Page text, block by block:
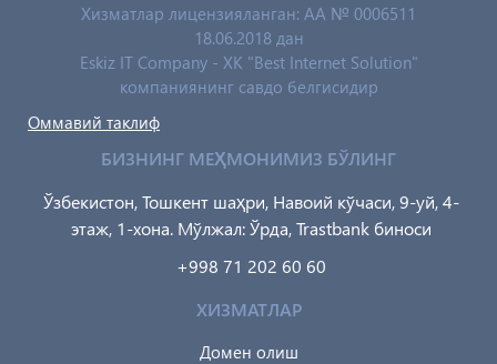
Хизматлар лицензияланган: AA № 0006511
18.06.2018 дан
Eskiz IT Company - XK "Best Internet Solution"
компаниянинг савдо белгисидир
Оммавий таклиф
БИЗНИНГ МЕҲМОНИМИЗ БЎЛИНГ
Ўзбекистон, Тошкент шаҳри, Навоий кўчаси, 9-уй, 4-
этаж, 1-хона. Мўлжал: Ўрда, Trastbank биноси
+998 71 202 60 60
ХИЗМАТЛАР
Домен олиш